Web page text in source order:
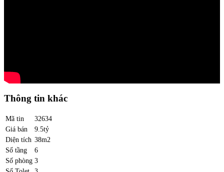
Thông tin khác
Mã tin
32634
Giá bán
9.5tỷ
Diện tích 38m2
Số tầng
6
Số phòng 3